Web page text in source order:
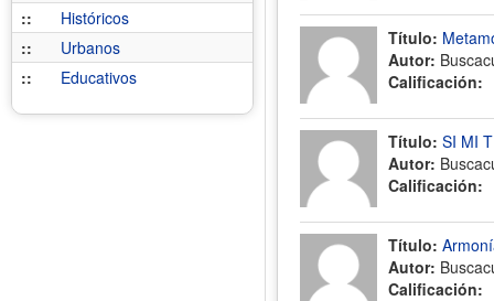
::
Históricos
::
Urbanos
::
Educativos
Título:
Autor:
Calificación:
Título: SI MI
Autor:
Calificación:
Título:
Autor:
Calificación: